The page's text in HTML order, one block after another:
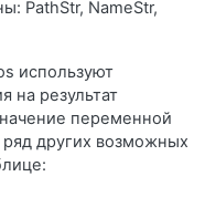
PathStr, NameStr,
используют
на результат
переменной
других возможных